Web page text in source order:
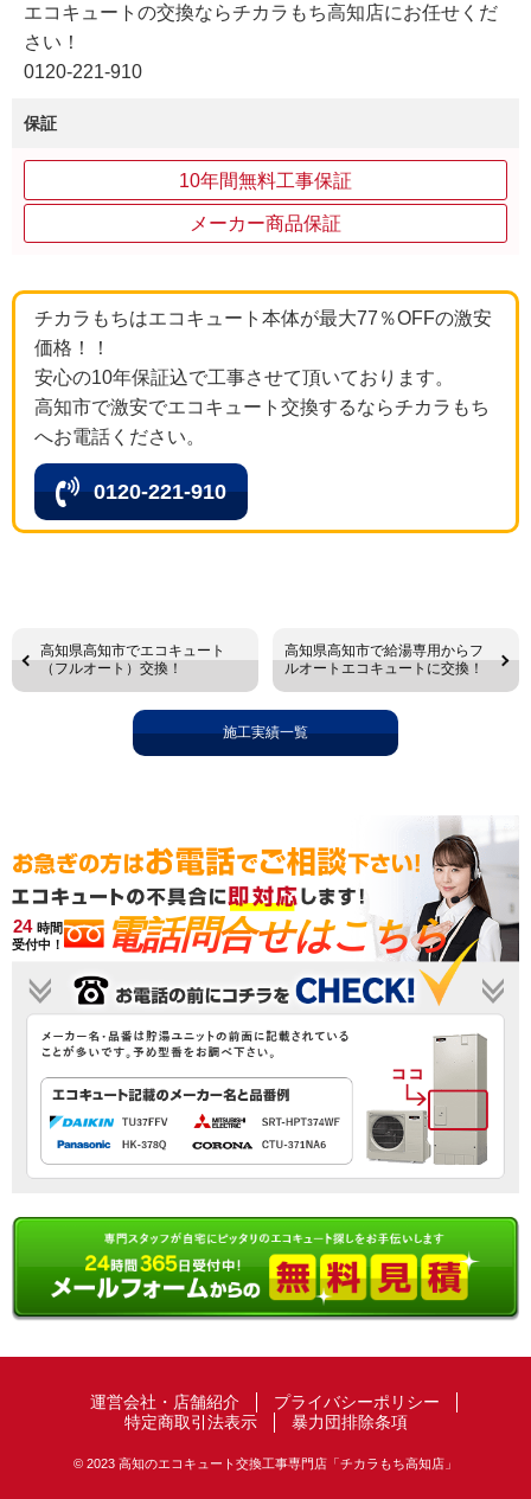
エコキュートの交換ならチカラもち高知店にお任せくだ
さい！
0120-221-910
保証
10年間無料工事保証
メーカー商品保証
チカラもちはエコキュート本体が最大77％OFFの激安
価格！！
安心の10年保証込で工事させて頂いております。
高知市で激安でエコキュート交換するならチカラもち
へお電話ください。
0120-221-910
高知県高知市でエコキュート
（フルオート）交換！
高知県高知市で給湯専用からフ
ルオートエコキュートに交換！
施工実績一覧
24 時間
受付中！
電話問合せはこちら
運営会社・店舗紹介
プライバシーポリシー
特定商取引法表示
暴力団排除条項
© 2023 高知のエコキュート交換工事専門店「チカラもち高知店」